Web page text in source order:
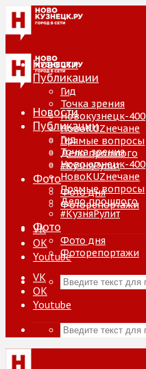
Новости
Публикации
Гид
Точка зрения
Новокузнецк-400
НовоKUZнечане
Прямые вопросы
Дело прошлого
#КузняРулит
Фото
Фото дня
Фоторепортажи
VK
ОК
Youtube
Новости
Публикации
Гид
Точка зрения
Новокузнецк-400
НовоKUZнечане
Прямые вопросы
Дело прошлого
#КузняРулит
Фото
Фото дня
Фоторепортажи
VK
ОК
Youtube